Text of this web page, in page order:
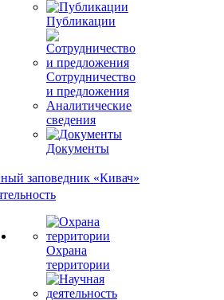
Публикации
Сотрудничество
и предложения
Аналитические
сведения
Документы
Охрана
территории